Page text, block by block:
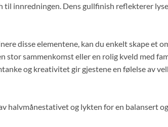
til innredningen. Dens gullfinish reflekterer
disse elementene, kan du enkelt skape et
stor sammenkomst eller en rolig kveld med
og kreativitet gir gjestene en følelse av
halvmånestativet og lykten for en balansert